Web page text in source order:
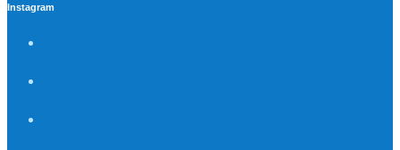
Instagram